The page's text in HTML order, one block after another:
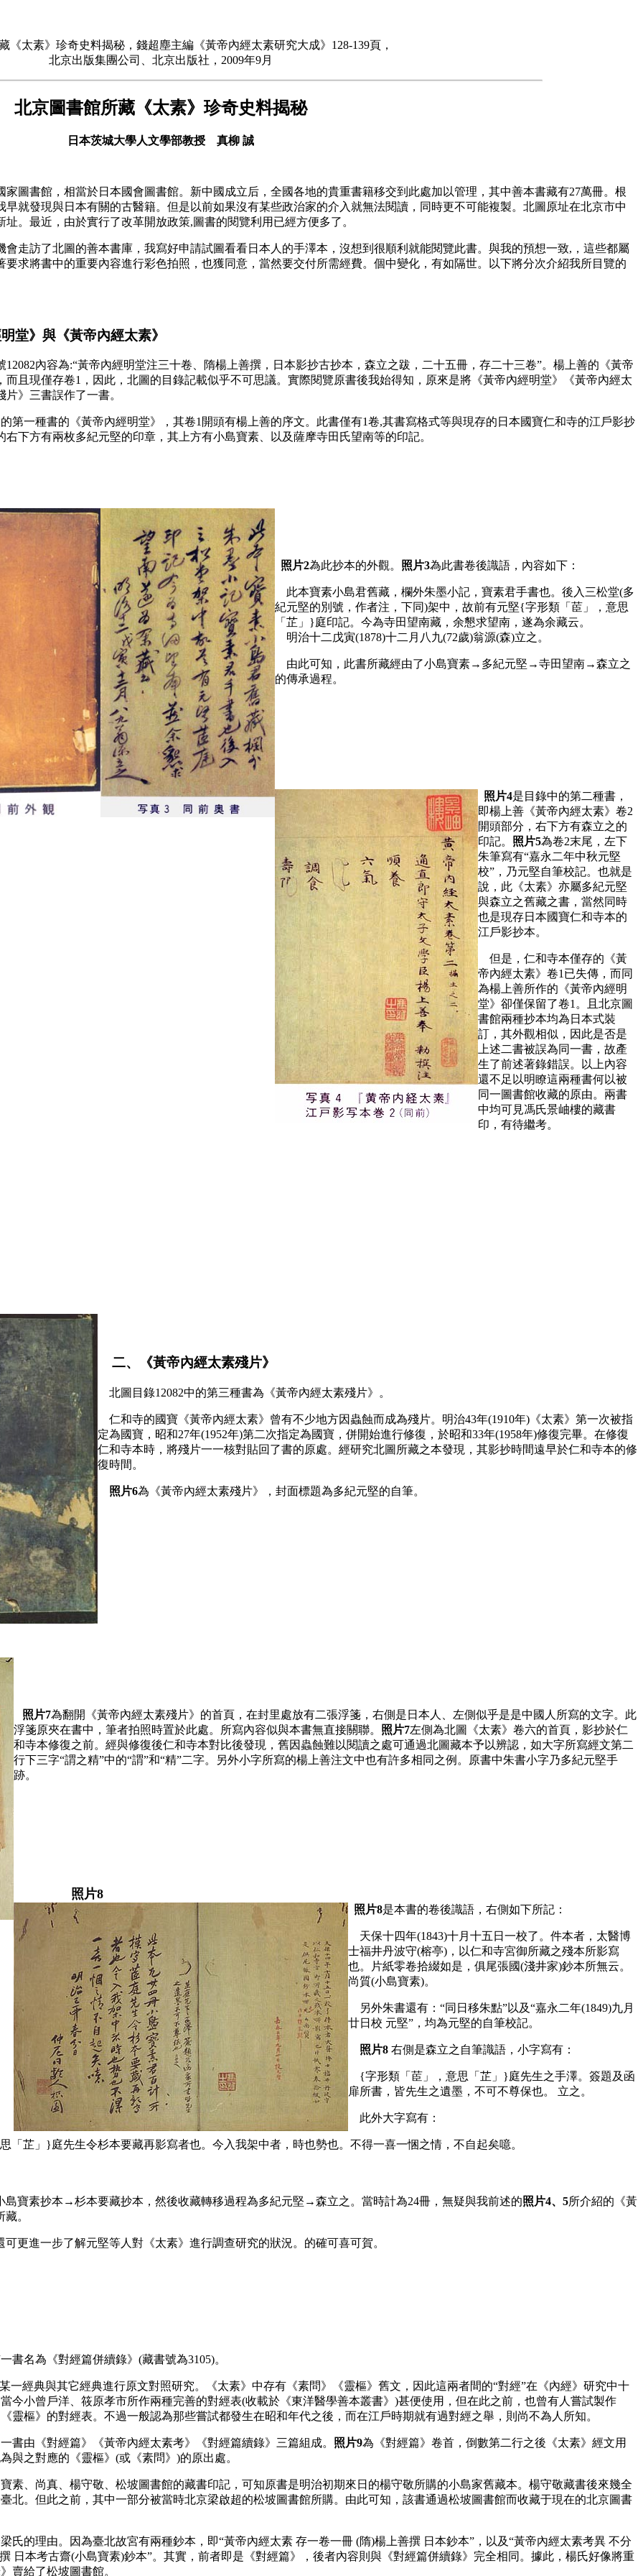
《太素》珍奇史料揭秘，錢超塵主編《黃帝內經太素研究大成》128-139頁，
北京出版集團公司、北京出版社，2009年9月
北京圖書館所藏《太素》珍奇史料揭秘
日本茨城大學人文學部教授 真柳 誠
圖書館，相當於日本國會圖書館。新中國成立后，全國各地的貴重書籍移交到此處加以管理，其中善本書藏有27萬冊。根
早就發現與日本有關的古醫籍。但是以前如果沒有某些政治家的介入就無法閱讀，同時更不可能複製。北圖原址在北京市中
址。最近，由於實行了改革開放政策,圖書的閱覽利用已經方便多了。
走訪了北圖的善本書庫，我寫好申請試圖看看日本人的手澤本，沒想到很順利就能閱覽此書。與我的預想一致,，這些都屬
要求將書中的重要內容進行彩色拍照，也獲同意，當然要交付所需經費。個中變化，有如隔世。以下將分次介紹我所目覽的
》與《黃帝內經太素》
內容為:“黃帝內經明堂注三十卷、隋楊上善撰，日本影抄古抄本，森立之跋，二十五冊，存二十三卷”。楊上善的《黃帝
而且現僅存卷1，因此，北圖的目錄記載似乎不可思議。實際閱覽原書後我始得知，原來是將《黃帝內經明堂》《黃帝內經太
》三書誤作了一書。
第一種書的《黃帝內經明堂》，其卷1開頭有楊上善的序文。此書僅有1卷,其書寫格式等與現存的日本國寶仁和寺的江戶影抄
右下方有兩枚多紀元堅的印章，其上方有小島寶素、以及薩摩寺田氏望南等的印記。
照片2為此抄本的外觀。 照片3為此書卷後識語，內容如下：
此本寶素小島君舊藏，欄外朱墨小記，寶素君手書也。後入三松堂(多
紀元堅的別號，作者注，下同)架中，故前有元堅{字形類「茞」，意思
「芷」}庭印記。今為寺田望南藏，余懇求望南，遂為余藏云。
明治十二戊寅(1878)十二月八九(72歲)翁源(森)立之。
由此可知，此書所藏經由了小島寶素→多紀元堅→寺田望南→森立之
的傳承過程。
照片4是目錄中的第二種書，
即楊上善《黃帝內經太素》卷2
開頭部分，右下方有森立之的
印記。 照片5為卷2末尾，左下
朱筆寫有“嘉永二年中秋元堅
校”，乃元堅自筆校記。也就是
說，此《太素》亦屬多紀元堅
與森立之舊藏之書，當然同時
也是現存日本國寶仁和寺本的
江戶影抄本。
但是，仁和寺本僅存的《黃
帝內經太素》卷1已失傳，而同
為楊上善所作的《黃帝內經明
堂》卻僅保留了卷1。且北京圖
書館兩種抄本均為日本式裝
訂，其外觀相似，因此是否是
上述二書被誤為同一書，故產
生了前述著錄錯誤。以上內容
還不足以明瞭這兩種書何以被
同一圖書館收藏的原由。兩書
中均可見馮氏景岫樓的藏書
印，有待繼考。
二、《黃帝內經太素殘片》
北圖目錄12082中的第三種書為《黃帝內經太素殘片》。
仁和寺的國寶《黃帝內經太素》曾有不少地方因蟲蝕而成為殘片。明治43年(1910年)《太素》第一次被指
定為國寶，昭和27年(1952年)第二次指定為國寶，併開始進行修復，於昭和33年(1958年)修復完畢。在修復
仁和寺本時，將殘片一一核對貼回了書的原處。經研究北圖所藏之本發現，其影抄時間遠早於仁和寺本的修
復時間。
照片6為《黃帝內經太素殘片》，封面標題為多紀元堅的自筆。
照片7為翻開《黃帝內經太素殘片》的首頁，在封里處放有二張浮箋，右側是日本人、左側似乎是是中國人所寫的文字。此
浮箋原夾在書中，筆者拍照時置於此處。所寫內容似與本書無直接關聯。 照片7左側為北圖《太素》卷六的首頁，影抄於仁
和寺本修復之前。經與修復後仁和寺本對比後發現，舊因蟲蝕難以閱讀之處可通過北圖藏本予以辨認，如大字所寫經文第二
行下三字“謂之精”中的“謂”和“精”二字。另外小字所寫的楊上善注文中也有許多相同之例。原書中朱書小字乃多紀元堅手
跡。
照片8
照片8是本書的卷後識語，右側如下所記：
天保十四年(1843)十月十五日一校了。件本者，太醫博
士福井丹波守(榕亭)，以仁和寺宮御所藏之殘本所影寫
也。片紙零卷拾綴如是，俱尾張國(淺井家)鈔本所無云。
尚質(小島寶素)。
另外朱書還有：“同日移朱點”以及“嘉永二年(1849)九月
廿日校 元堅”，均為元堅的自筆校記。
照片8 右側是森立之自筆識語，小字寫有：
{字形類「茞」，意思「芷」}庭先生之手澤。簽題及函
扉所書，皆先生之遺墨，不可不尊保也。 立之。
此外大字寫有：
芷」}庭先生令杉本要藏再影寫者也。今入我架中者，時也勢也。不得一喜一悃之情，不自起矣噫。
素抄本→杉本要藏抄本，然後收藏轉移過程為多紀元堅→森立之。當時計為24冊，無疑與我前述的照片4、5所介紹的《黃
。
進一步了解元堅等人對《太素》進行調查研究的狀況。的確可喜可賀。
名為《對經篇併續錄》(藏書號為3105)。
經典與其它經典進行原文對照研究。《太素》中存有《素問》《靈樞》舊文，因此這兩者間的“對經”在《內經》研究中十
今小曾戶洋、筱原孝市所作兩種完善的對經表(收載於《東洋醫學善本叢書》)甚便使用，但在此之前，也曾有人嘗試製作
靈樞》的對經表。不過一般認為那些嘗試都發生在昭和年代之後，而在江戶時期就有過對經之舉，則尚不為人所知。
由《對經篇》《黃帝內經太素考》《對經篇續錄》三篇組成。 照片9為《對經篇》卷首，倒數第二行之後《太素》經文用
與之對應的《靈樞》(或《素問》)的原出處。
、尚真、楊守敬、松坡圖書館的藏書印記，可知原書是明治初期來日的楊守敬所購的小島家舊藏本。楊守敬藏書後來幾全
北。但此之前，其中一部分被當時北京梁啟超的松坡圖書館所購。由此可知，該書通過松坡圖書館而收藏于現在的北京圖書
的理由。因為臺北故宮有兩種鈔本，即“黃帝內經太素 存一卷一冊 (隋)楊上善撰 日本鈔本”，以及“黃帝內經太素考異 不分
日本考古齋(小島寶素)鈔本”。其實，前者即是《對經篇》，後者內容則與《對經篇併續錄》完全相同。據此，楊氏好像將重
賣給了松坡圖書館。